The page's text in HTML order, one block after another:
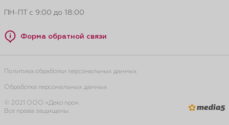
ПН-ПТ с 9:00 до 18:00
Форма обратной связи
Политика обработки персональных данных
Обработка персональных данных
© 2021 ООО «Деко про».
Все права защищены.